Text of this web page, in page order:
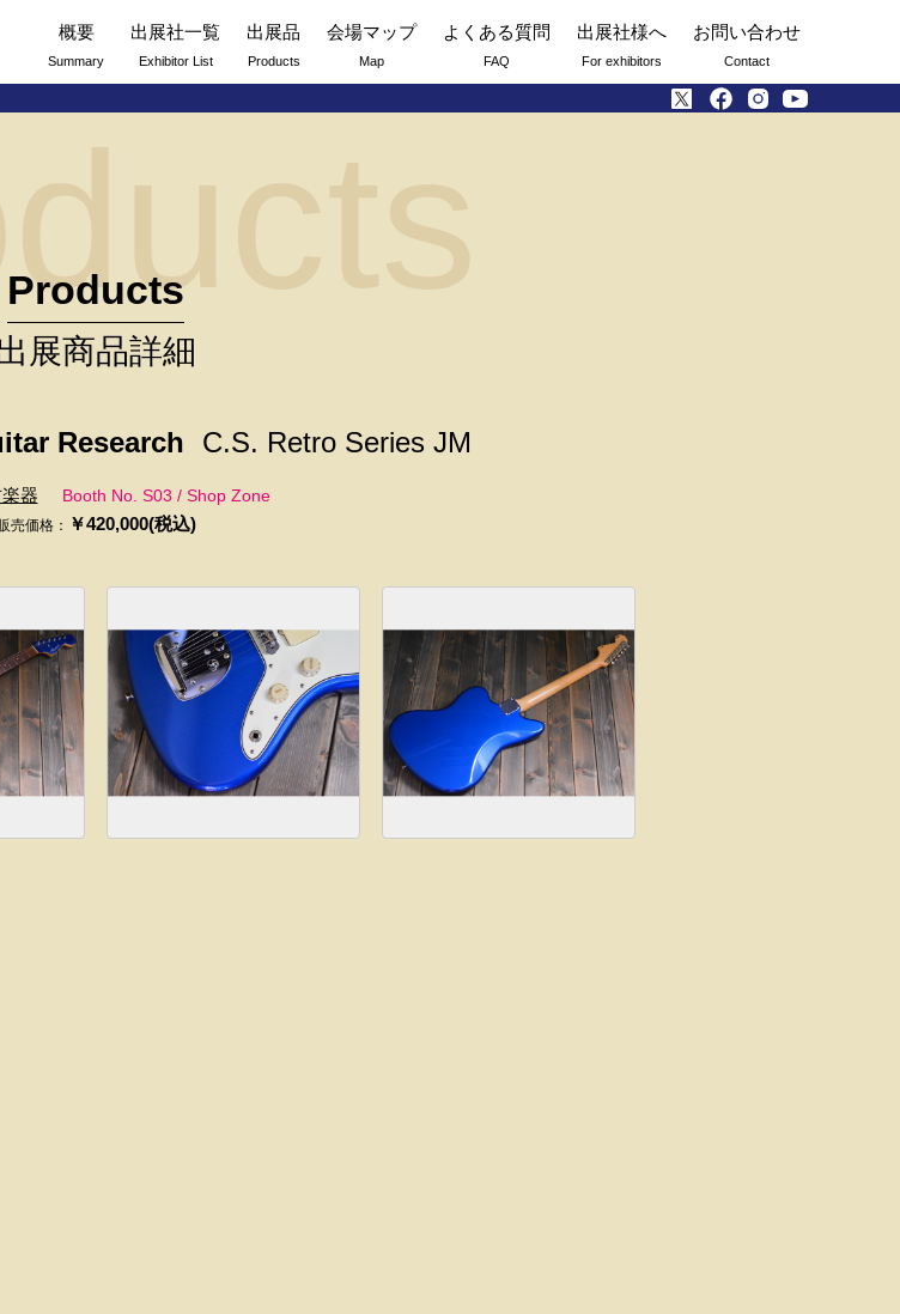
概要
Summary
出展社一覧
Exhibitor List
出展品
Products
会場マップ
Map
よくある質問
FAQ
出展社様へ
For exhibitors
お問い合わせ
Contact
Products
展商品詳細
Research C.S. Retro Series JM
器 Booth No. S03 / Shop Zone
売価格： ￥420,000(税込)